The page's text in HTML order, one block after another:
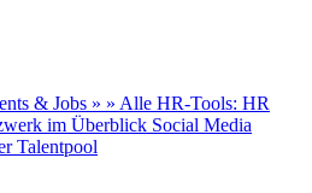
& Jobs » » Alle HR-Tools: HR
im Überblick Social Media
Talentpool